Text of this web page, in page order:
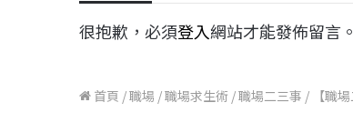
很抱歉，必須登入網站才能發佈留言。